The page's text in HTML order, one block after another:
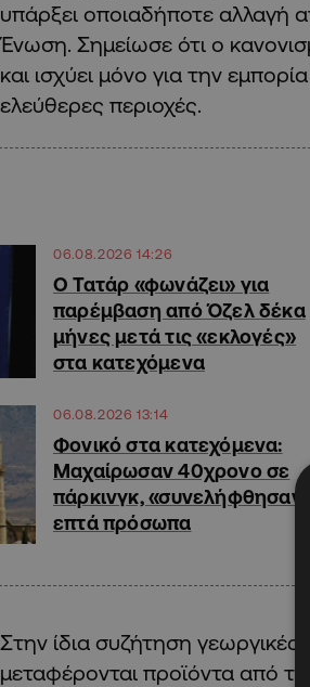
υπάρξει οποιαδήποτε αλλαγή
Ένωση. Σημείωσε ότι ο
και ισχύει μόνο για την
ελεύθερες περιοχές.
06.08.2026 14:26
Ο Τατάρ «φωνάζει» για
παρέμβαση από Όζελ δέκα
μήνες μετά τις «εκλογές»
στα κατεχόμενα
06.08.2026 13:14
Φονικό στα κατεχόμενα:
Μαχαίρωσαν 40χρονο σε
πάρκινγκ, «συνελήφθησαν»
επτά πρόσωπα
Στην ίδια συζήτηση γεωργικές
μεταφέρονται προϊόντα από